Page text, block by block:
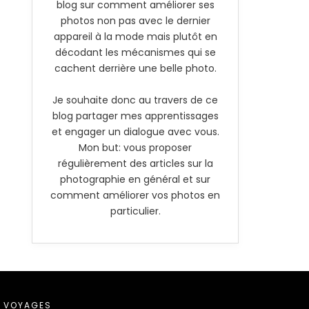
blog sur comment améliorer ses
photos non pas avec le dernier
appareil à la mode mais plutôt en
décodant les mécanismes qui se
cachent derrière une belle photo.
Je souhaite donc au travers de ce
blog partager mes apprentissages
et engager un dialogue avec vous.
Mon but: vous proposer
régulièrement des articles sur la
photographie en général et sur
comment améliorer vos photos en
particulier.
VOYAGES